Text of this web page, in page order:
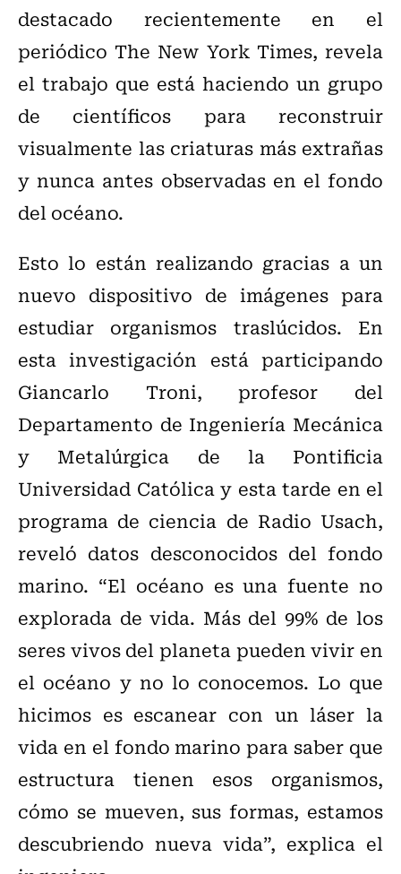
destacado recientemente en el
periódico The New York Times, revela
el trabajo que está haciendo un grupo
de científicos para reconstruir
visualmente las criaturas más extrañas
y nunca antes observadas en el fondo
del océano.
Esto lo están realizando gracias a un
nuevo dispositivo de imágenes para
estudiar organismos traslúcidos. En
esta investigación está participando
Giancarlo Troni, profesor del
Departamento de Ingeniería Mecánica
y Metalúrgica de la Pontificia
Universidad Católica y esta tarde en el
programa de ciencia de Radio Usach,
reveló datos desconocidos del fondo
marino. “El océano es una fuente no
explorada de vida. Más del 99% de los
seres vivos del planeta pueden vivir en
el océano y no lo conocemos. Lo que
hicimos es escanear con un láser la
vida en el fondo marino para saber que
estructura tienen esos organismos,
cómo se mueven, sus formas, estamos
descubriendo nueva vida”, explica el